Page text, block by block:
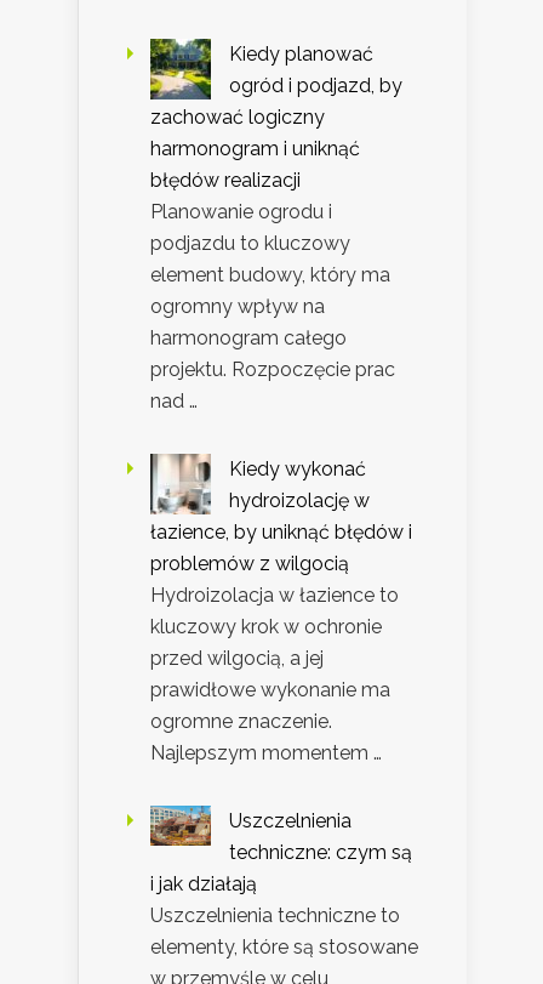
Kiedy planować
ogród i podjazd, by
zachować logiczny
harmonogram i uniknąć
błędów realizacji
Planowanie ogrodu i
podjazdu to kluczowy
element budowy, który ma
ogromny wpływ na
harmonogram całego
projektu. Rozpoczęcie prac
nad …
Kiedy wykonać
hydroizolację w
łazience, by uniknąć błędów i
problemów z wilgocią
Hydroizolacja w łazience to
kluczowy krok w ochronie
przed wilgocią, a jej
prawidłowe wykonanie ma
ogromne znaczenie.
Najlepszym momentem …
Uszczelnienia
techniczne: czym są
i jak działają
Uszczelnienia techniczne to
elementy, które są stosowane
w przemyśle w celu